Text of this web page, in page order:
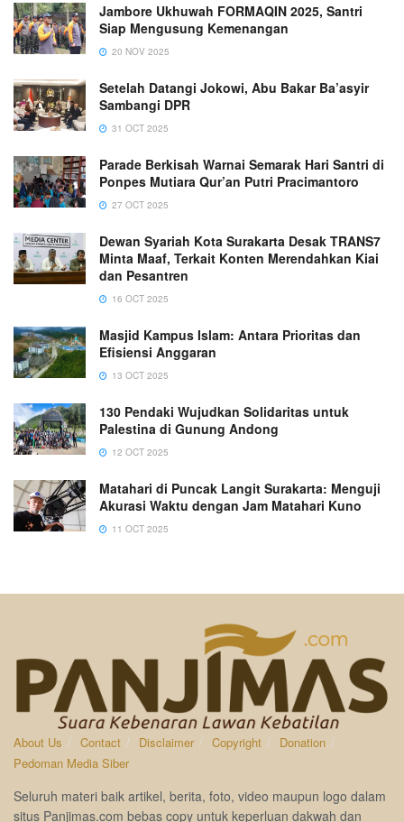
Jambore Ukhuwah FORMAQIN 2025, Santri
Siap Mengusung Kemenangan
20 NOV 2025
Setelah Datangi Jokowi, Abu Bakar Ba’asyir
Sambangi DPR
31 OCT 2025
Parade Berkisah Warnai Semarak Hari Santri di
Ponpes Mutiara Qur’an Putri Pracimantoro
27 OCT 2025
Dewan Syariah Kota Surakarta Desak TRANS7
Minta Maaf, Terkait Konten Merendahkan Kiai
dan Pesantren
16 OCT 2025
Masjid Kampus Islam: Antara Prioritas dan
Efisiensi Anggaran
13 OCT 2025
130 Pendaki Wujudkan Solidaritas untuk
Palestina di Gunung Andong
12 OCT 2025
Matahari di Puncak Langit Surakarta: Menguji
Akurasi Waktu dengan Jam Matahari Kuno
11 OCT 2025
About Us Contact Disclaimer Copyright
Donation
Pedoman Media Siber
Seluruh materi baik artikel, berita, foto, video maupun logo dalam
situs Panjimas.com bebas copy untuk keperluan dakwah dan